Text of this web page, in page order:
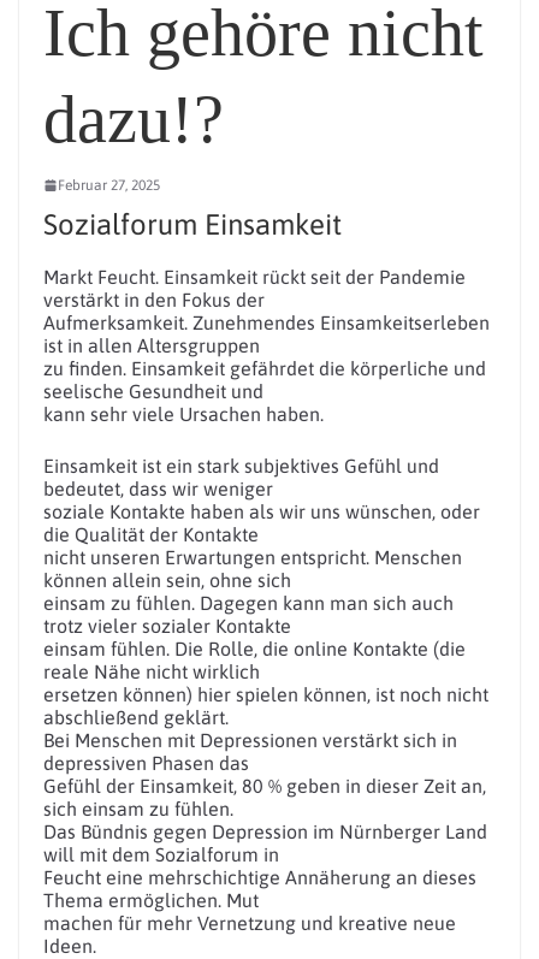
Ich gehöre nicht
dazu!?
Februar 27, 2025
Sozialforum Einsamkeit
Markt Feucht. Einsamkeit rückt seit der Pandemie
verstärkt in den Fokus der
Aufmerksamkeit. Zunehmendes Einsamkeitserleben
ist in allen Altersgruppen
zu finden. Einsamkeit gefährdet die körperliche und
seelische Gesundheit und
kann sehr viele Ursachen haben.
Einsamkeit ist ein stark subjektives Gefühl und
bedeutet, dass wir weniger
soziale Kontakte haben als wir uns wünschen, oder
die Qualität der Kontakte
nicht unseren Erwartungen entspricht. Menschen
können allein sein, ohne sich
einsam zu fühlen. Dagegen kann man sich auch
trotz vieler sozialer Kontakte
einsam fühlen. Die Rolle, die online Kontakte (die
reale Nähe nicht wirklich
ersetzen können) hier spielen können, ist noch nicht
abschließend geklärt.
Bei Menschen mit Depressionen verstärkt sich in
depressiven Phasen das
Gefühl der Einsamkeit, 80 % geben in dieser Zeit an,
sich einsam zu fühlen.
Das Bündnis gegen Depression im Nürnberger Land
will mit dem Sozialforum in
Feucht eine mehrschichtige Annäherung an dieses
Thema ermöglichen. Mut
machen für mehr Vernetzung und kreative neue
Ideen.